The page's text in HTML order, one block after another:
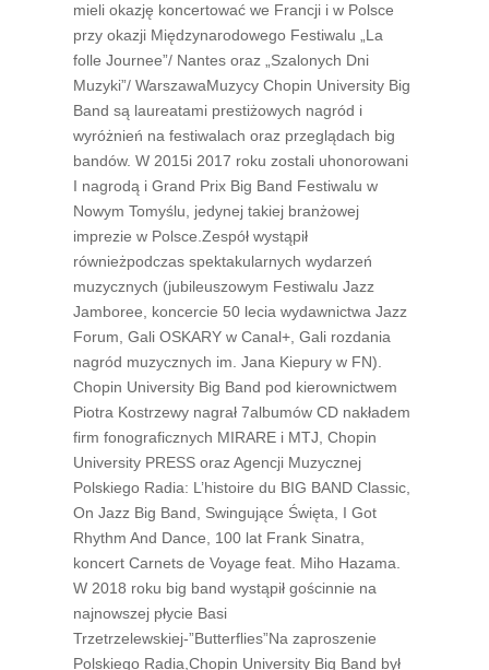
mieli okazję koncertować we Francji i w Polsce
przy okazji Międzynarodowego Festiwalu „La
folle Journee”/ Nantes oraz „Szalonych Dni
Muzyki”/ WarszawaMuzycy Chopin University Big
Band są laureatami prestiżowych nagród i
wyróżnień na festiwalach oraz przeglądach big
bandów. W 2015i 2017 roku zostali uhonorowani
I nagrodą i Grand Prix Big Band Festiwalu w
Nowym Tomyślu, jedynej takiej branżowej
imprezie w Polsce.Zespół wystąpił
równieżpodczas spektakularnych wydarzeń
muzycznych (jubileuszowym Festiwalu Jazz
Jamboree, koncercie 50 lecia wydawnictwa Jazz
Forum, Gali OSKARY w Canal+, Gali rozdania
nagród muzycznych im. Jana Kiepury w FN).
Chopin University Big Band pod kierownictwem
Piotra Kostrzewy nagrał 7albumów CD nakładem
firm fonograficznych MIRARE i MTJ, Chopin
University PRESS oraz Agencji Muzycznej
Polskiego Radia: L’histoire du BIG BAND Classic,
On Jazz Big Band, Swingujące Święta, I Got
Rhythm And Dance, 100 lat Frank Sinatra,
koncert Carnets de Voyage feat. Miho Hazama.
W 2018 roku big band wystąpił gościnnie na
najnowszej płycie Basi
Trzetrzelewskiej-”Butterflies”Na zaproszenie
Polskiego Radia,Chopin University Big Band był